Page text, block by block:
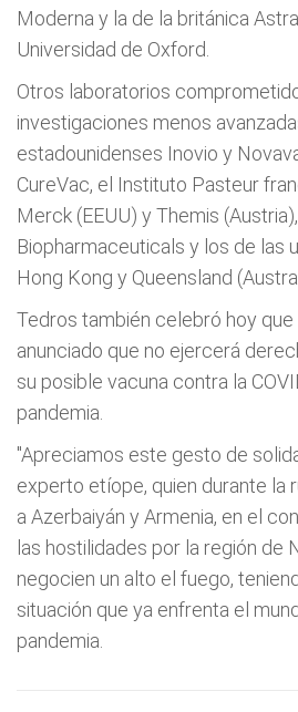
Moderna y la de la británica
Universidad de Oxford.
Otros laboratorios
investigaciones menos
estadounidenses Inovio y
CureVac, el Instituto Pasteur
Merck (EEUU) y Themis
Biopharmaceuticals y los de las
Hong Kong y Queensland
Tedros también celebró hoy que
anunciado que no ejercerá
su posible vacuna contra la
pandemia.
"Apreciamos este gesto de
experto etíope, quien durante la
a Azerbaiyán y Armenia, en el
las hostilidades por la región de
negocien un alto el fuego,
situación que ya enfrenta el
pandemia.